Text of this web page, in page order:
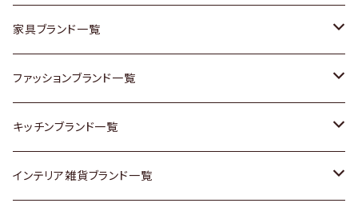
チェスト
その他家具
Vintageヴィンテージ / Antiqueアンティーク
Designers / デザイナーズ
靴
スカーフ
腕時計
Vintage / ヴィンテージ
Vintage / ヴィンテージ
銀製品
和物 / 作家物
その他キッチン雑貨
その他楽器
家具ブランド一覧
ACME Furniture / アクメ ファニチャー
ACTUS / アクタス
arflex / アルフレックス
ファッションブランド一覧
agnes b / アニエス ベー
BALLY / バリー
キッチンブランド一覧
ARABIA / アラビア
インテリア雑貨ブランド一覧